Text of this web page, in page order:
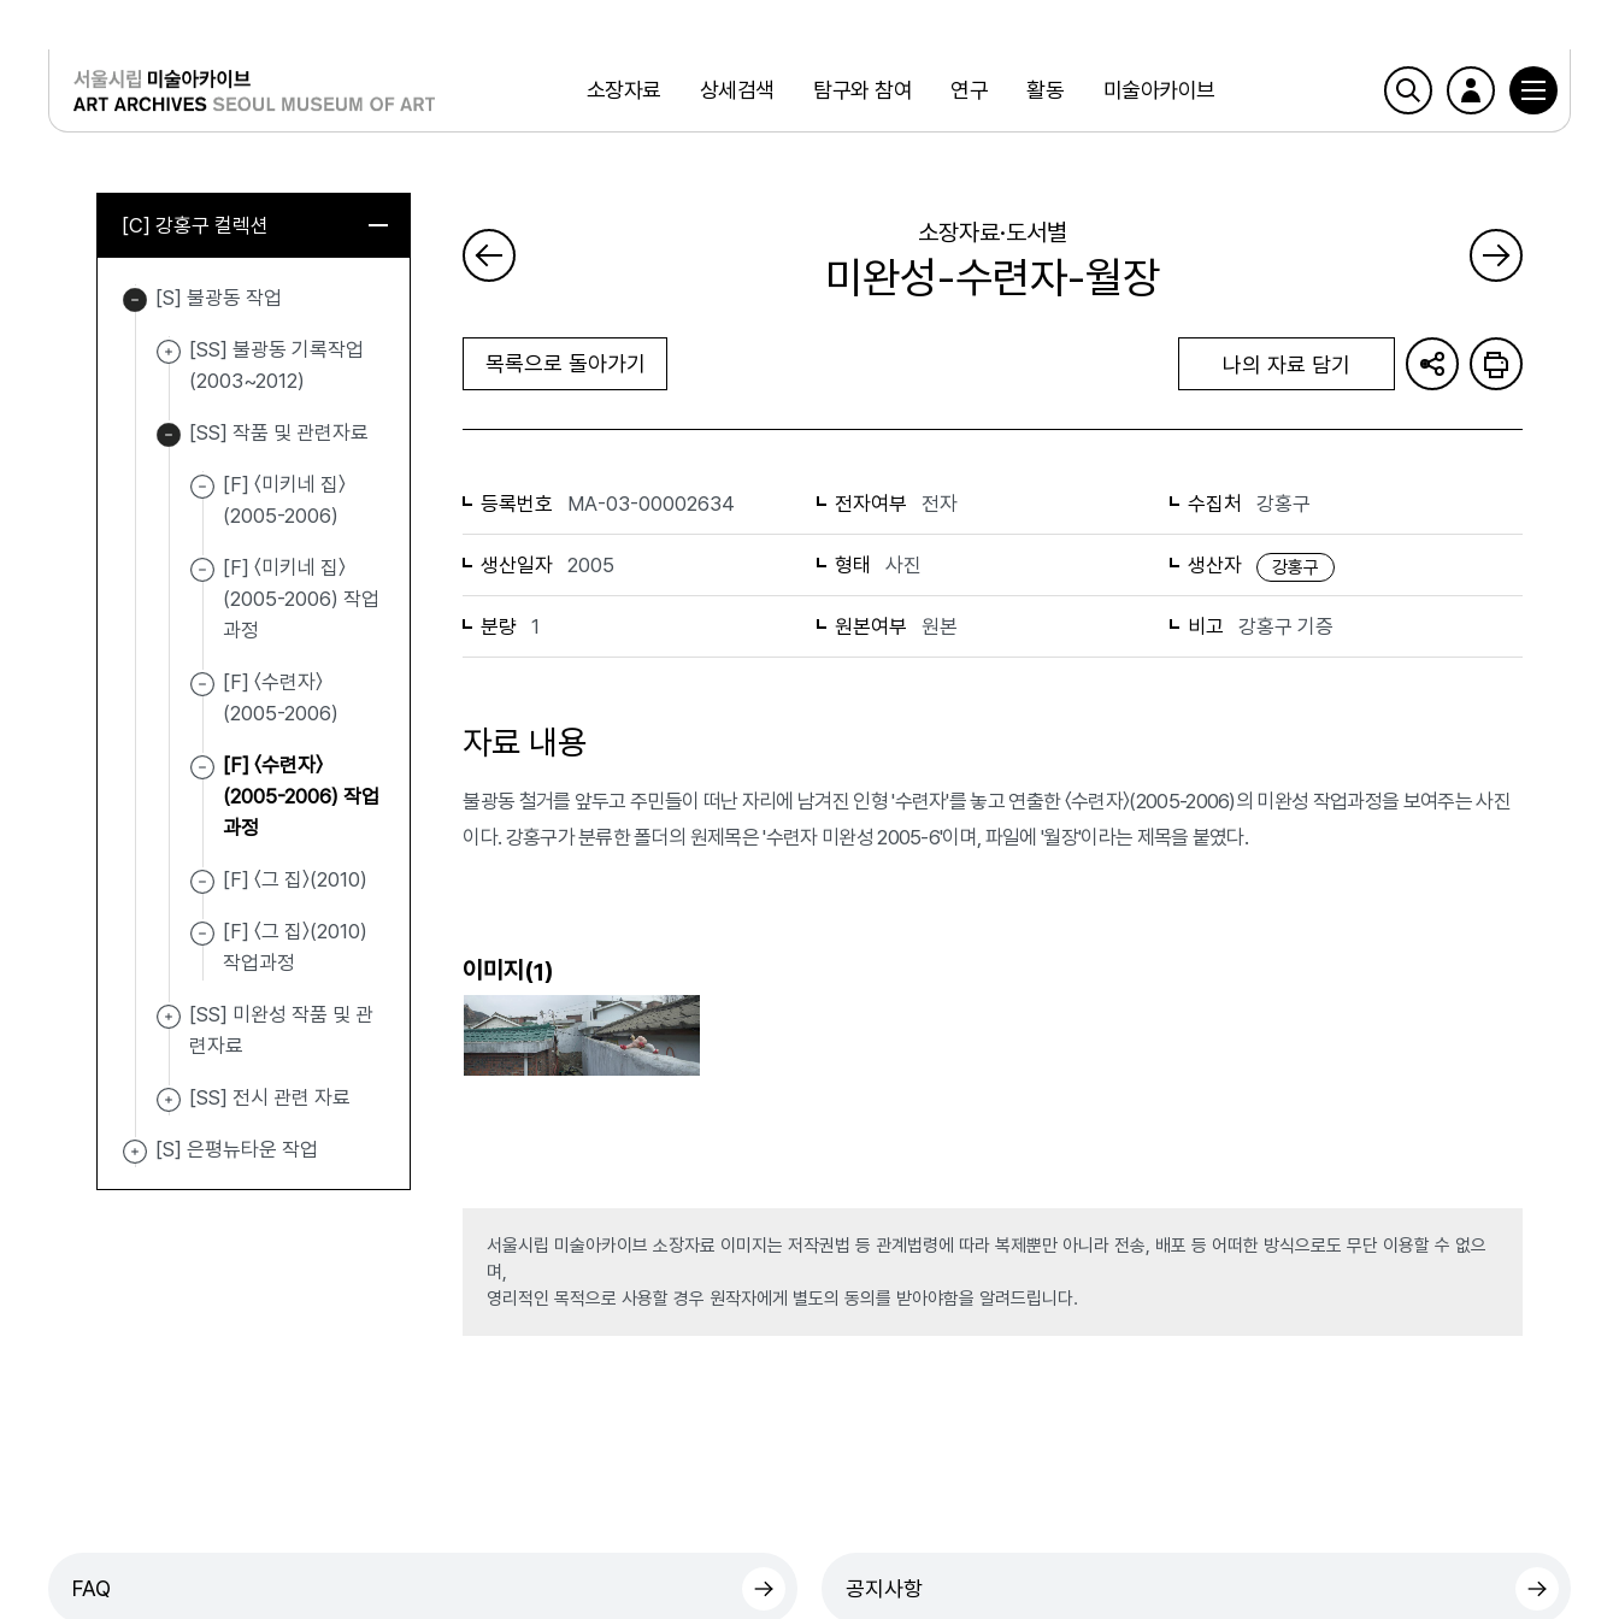
소장자료 상세검색 탐구와 참여 연구 활동 미술아카이브
검색
로그인
[C] 강홍구 컬렉션
[S] 불광동 작업
[SS] 불광동 기록작업
(2003~2012)
[SS] 작품 및 관련자료
[F] 〈미키네 집〉
(2005-2006)
[F] 〈미키네 집〉
(2005-2006) 작업
과정
[F] 〈수련자〉
(2005-2006)
[F] 〈수련자〉
(2005-2006) 작업
과정
[F] 〈그 집〉(2010)
[F] 〈그 집〉(2010)
작업과정
[SS] 미완성 작품 및 관
련자료
[SS] 전시 관련 자료
[S] 은평뉴타운 작업
소장자료·도서별
미완성-수련자-월장
목록으로 돌아가기 나의 자료 담기
등록번호 MA-03-00002634 전자여부 전자 수집처 강홍구
생산일자 2005 형태 사진 생산자 강홍구
분량 1 원본여부 원본 비고 강홍구 기증
자료 내용
불광동 철거를 앞두고 주민들이 떠난 자리에 남겨진 인형 '수련자'를 놓고 연출한 〈수련자〉(2005-2006)의 미완성 작업과정을 보여주는 사진
이다. 강홍구가 분류한 폴더의 원제목은 '수련자 미완성 2005-6'이며, 파일에 '월장'이라는 제목을 붙였다.
이미지(1)
서울시립 미술아카이브 소장자료 이미지는 저작권법 등 관계법령에 따라 복제뿐만 아니라 전송, 배포 등 어떠한 방식으로도 무단 이용할 수 없으
며,
영리적인 목적으로 사용할 경우 원작자에게 별도의 동의를 받아야함을 알려드립니다.
FAQ 공지사항